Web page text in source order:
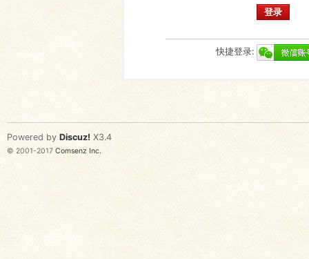
登录
快捷登录:
Powered by Discuz! X3.4
© 2001-2017 Comsenz Inc.